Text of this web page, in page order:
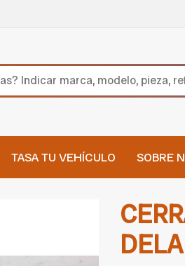
TASA TU VEHÍCULO SOBRE